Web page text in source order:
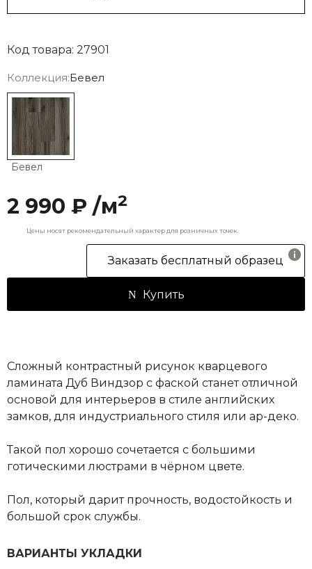
Код товара: 27901
Коллекция:Бевел
Бевел
2 990 ₽ /м2
Цены носят рекомендательный характер для розничных точек.
Заказать бесплатный образец
Купить
Сложный контрастный рисунок кварцевого
ламината Дуб Виндзор с фаской станет отличной
основой для интерьеров в стиле английских
замков, для индустриального стиля или ар-деко.
Такой пол хорошо сочетается с большими
готическими люстрами в чёрном цвете.
Пол, который дарит прочность, водостойкость и
большой срок службы.
ВАРИАНТЫ УКЛАДКИ